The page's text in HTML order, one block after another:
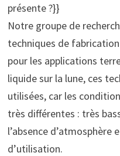
présente ?}}
Notre groupe de
techniques de
pour les applications
liquide sur la lune, ces
utilisées, car les
très différentes : très
l’absence
d’utilisation.